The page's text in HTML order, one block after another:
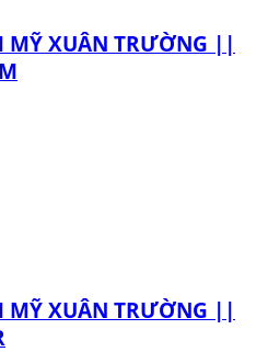
MỸ XUÂN TRƯỜNG ||
MỸ XUÂN TRƯỜNG ||